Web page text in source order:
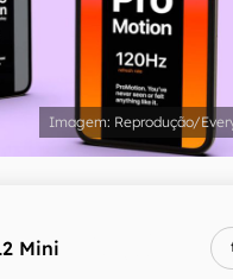
Reprodução/
Mini